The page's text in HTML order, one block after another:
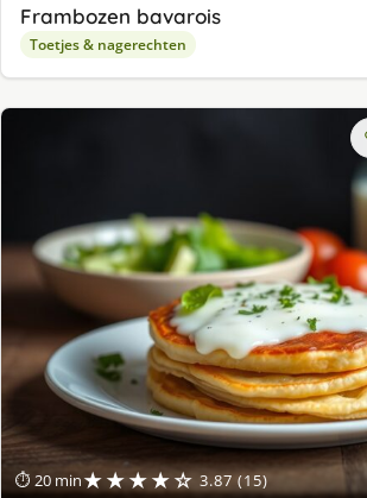
Frambozen bavarois
Toetjes & nagerechten
⏱ 20 min★★★★☆ 3.87 (15)